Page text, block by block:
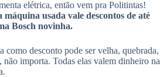
elétrica, então vem pra Politintas!
usada vale descontos de até
Bosch novinha.
como desconto pode ser velha, quebrada,
não importa. Todas elas valem dinheiro na